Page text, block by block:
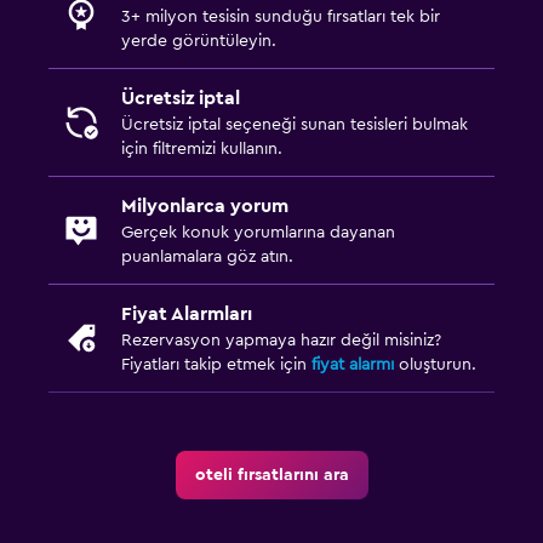
Kablo veya Uydu TV
Yatak Odası
Çalışma alanı
Faks/fotokopi
Çalışma masası
Spor
3+ milyon tesisin sunduğu fırsatları tek bir
yerde görüntüleyin.
Ücretsiz iptal
Ücretsiz iptal seçeneği sunan tesisleri bulmak
için filtremizi kullanın.
Milyonlarca yorum
Gerçek konuk yorumlarına dayanan
puanlamalara göz atın.
Fiyat Alarmları
Rezervasyon yapmaya hazır değil misiniz?
Fiyatları takip etmek için fiyat alarmı oluşturun.
oteli fırsatlarını ara